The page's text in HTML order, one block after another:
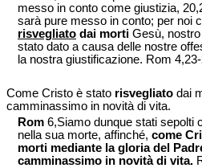
messo in conto come giustizia,
sarà pure messo in conto; per noi
risvegliato dai morti Gesù,
stato dato a causa delle nostre
la nostra giustificazione. Rom
Come Cristo è stato risvegliato dai
camminassimo in novità di vita.
Rom 6,Siamo dunque stati sepolti
nella sua morte, affinché, come
morti mediante la gloria del
camminassimo in novità di vita.